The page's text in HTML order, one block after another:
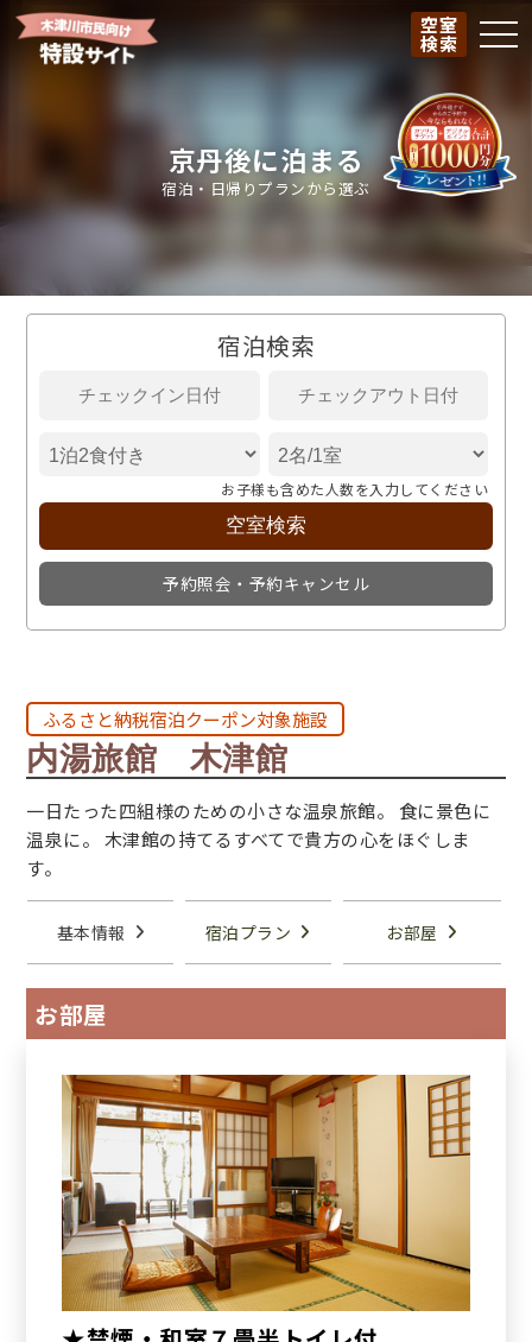
空室
検索
京丹後に泊まる
宿泊・日帰りプランから選ぶ
宿泊検索
お子様も含めた人数を入力してください
予約照会・予約キャンセル
ふるさと納税宿泊クーポン対象施設
内湯旅館 木津館
一日たった四組様のための小さな温泉旅館。 食に景色に
温泉に。 木津館の持てるすべてで貴方の心をほぐしま
す。
基本情報 宿泊プラン お部屋
お部屋